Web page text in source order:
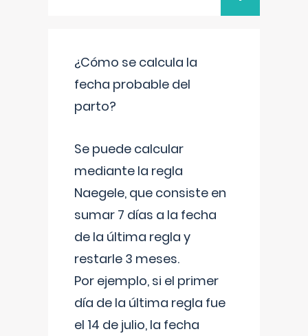
¿Cómo se calcula la
fecha probable del
parto?
Se puede calcular
mediante la regla
Naegele, que consiste en
sumar 7 días a la fecha
de la última regla y
restarle 3 meses.
Por ejemplo, si el primer
día de la última regla fue
el 14 de julio, la fecha